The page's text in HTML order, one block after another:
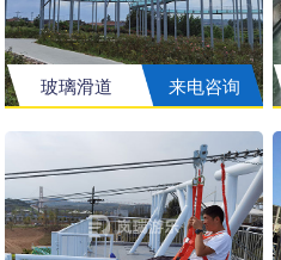
玻璃滑道 来电咨询